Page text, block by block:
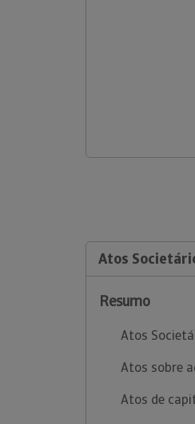
Atos
Resumo
Atos
Atos sobre
Atos de